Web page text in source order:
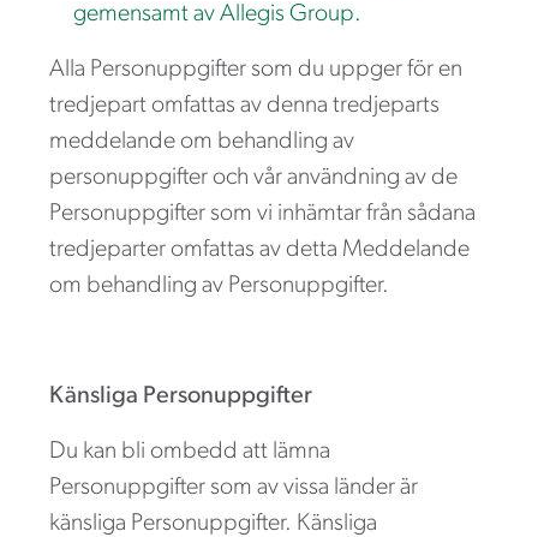
gemensamt av Allegis Group.
Alla Personuppgifter som du uppger för en
tredjepart omfattas av denna tredjeparts
meddelande om behandling av
personuppgifter och vår användning av de
Personuppgifter som vi inhämtar från sådana
tredjeparter omfattas av detta Meddelande
om behandling av Personuppgifter.
Känsliga Personuppgifter
Du kan bli ombedd att lämna
Personuppgifter som av vissa länder är
känsliga Personuppgifter. Känsliga